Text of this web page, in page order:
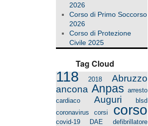
2026
Corso di Primo Soccorso
2026
Corso di Protezione
Civile 2025
Tag Cloud
118 2018
Abruzzo
ancona Anpas arresto
cardiaco
Auguri
blsd
coronavirus
corsi corso
covid-19 DAE
defibrillatore